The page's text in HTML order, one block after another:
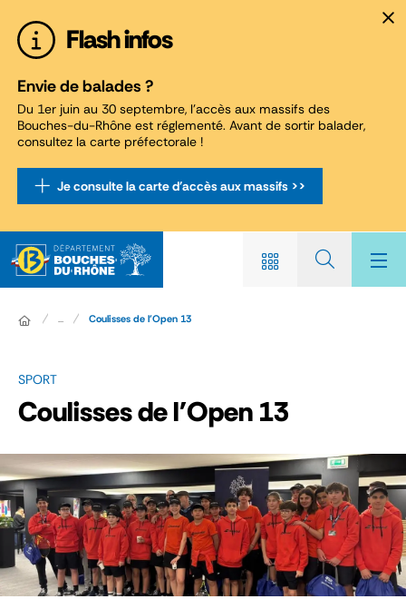
Flash infos
Envie de balades ?
Du 1er juin au 30 septembre, l'accès aux massifs des
Bouches-du-Rhône est réglementé. Avant de sortir balader,
consultez la carte préfectorale !
Je consulte la carte d'accès aux massifs >>
... Coulisses de l'Open 13
SPORT
Coulisses de l'Open 13